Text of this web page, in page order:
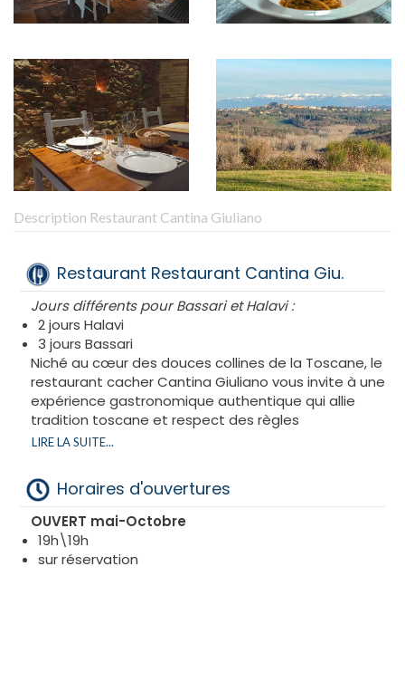
Description Restaurant Cantina Giuliano
Restaurant Restaurant Cantina Giu.
Jours différents pour Bassari et Halavi :
2 jours Halavi
3 jours Bassari
Niché au cœur des douces collines de la Toscane, le
restaurant cacher Cantina Giuliano vous invite à une
expérience gastronomique authentique qui allie
tradition toscane et respect des règles
alimentaires cacher. Dans ce cadre enchanteur où
avec l'art culinaire, vous découvrirez un lieu où la
passion pour la cuisine rencontre les exigences de la
cuisine cacher.
Dès que vous franchissez les portes de notre
LIRE LA SUITE...
Horaires d'ouvertures
OUVERT mai-Octobre
19h\19h
sur réservation